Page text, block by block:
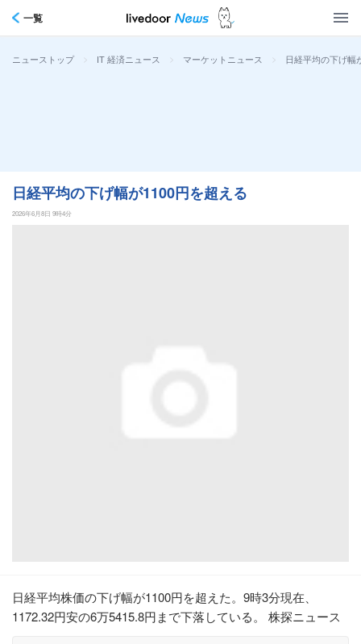
一覧
ニューストップ > IT 経済ニュース > マーケットニュース > 日経平均の下げ幅
日経平均の下げ幅が1100円を超える
2026年6月8日 9時4分
日経平均株価の下げ幅が1100円を超えた。9時3分現在、
1172.32円安の6万5415.8円まで下落している。 株探ニュース